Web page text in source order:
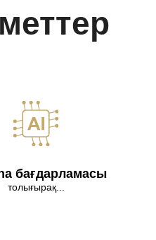
бағдарламасы
толығырақ...